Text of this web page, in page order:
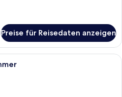
Preise für Reisedaten anzeigen
Ein Wohnzimmer mit einer Couch,